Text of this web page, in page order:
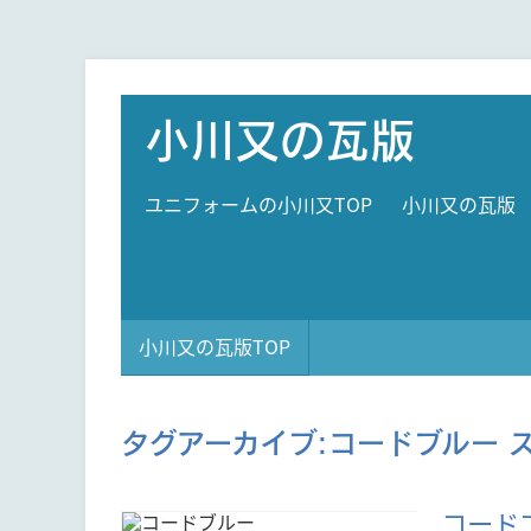
小川又の瓦版
ユニフォームの小川又TOP 小川又の瓦版
小川又の瓦版TOP
タグアーカイブ: コードブルー
コード